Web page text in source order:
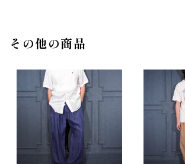
その他の商品